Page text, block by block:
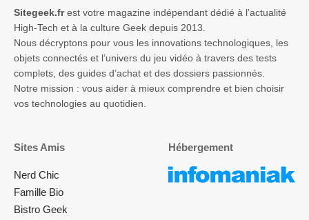
Sitegeek.frest votre magazine indépendant dédié à l’actualité
High-Tech et à la culture Geek depuis 2013.
Nous décryptons pour vous les innovations technologiques, les
objets connectés et l’univers du jeu vidéo à travers des tests
complets, des guides d’achat et des dossiers passionnés.
Notre mission : vous aider à mieux comprendre et bien choisir
vos technologies au quotidien.
Sites Amis
Nerd Chic
Famille Bio
Bistro Geek
Hébergement